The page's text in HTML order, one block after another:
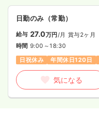
日勤のみ（常勤）
給与 27.0万円/月 賞与2ヶ月
時間 9:00～18:30
日祝休み
年間休日120日
気になる